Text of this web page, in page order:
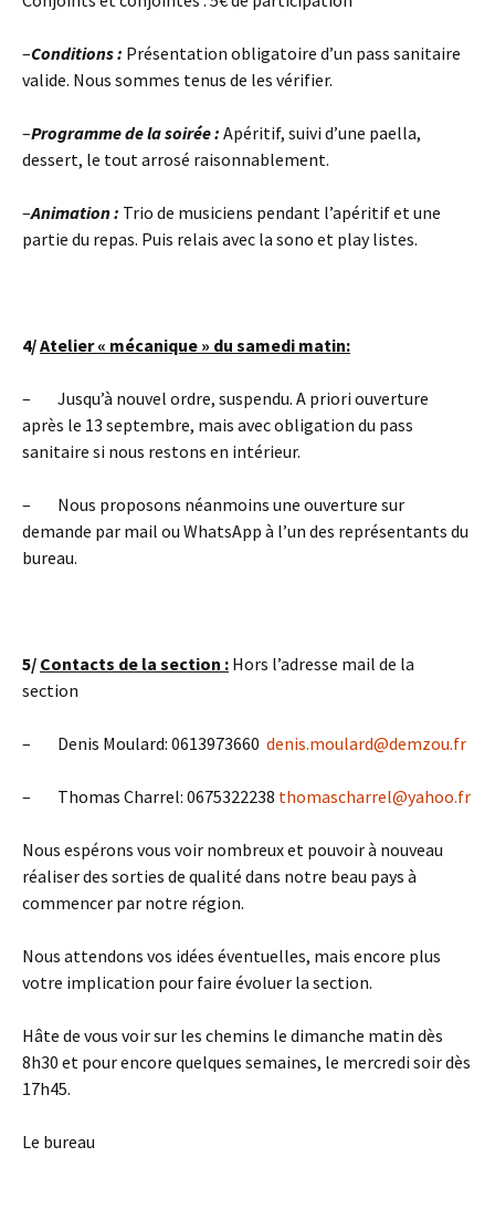
–Conditions : Présentation obligatoire d’un pass sanitaire
valide. Nous sommes tenus de les vérifier.
–Programme de la soirée : Apéritif, suivi d’une paella,
dessert, le tout arrosé raisonnablement.
–Animation : Trio de musiciens pendant l’apéritif et une
partie du repas. Puis relais avec la sono et play listes.
4/Atelier « mécanique » du samedi matin:
– Jusqu’à nouvel ordre, suspendu. A priori ouverture
après le 13 septembre, mais avec obligation du pass
sanitaire si nous restons en intérieur.
– Nous proposons néanmoins une ouverture sur
demande par mail ou WhatsApp à l’un des représentants du
bureau.
5/ Contacts de la section : Hors l’adresse mail de la
section
– Denis Moulard: 0613973660 denis.moulard@demzou.fr
– Thomas Charrel: 0675322238 thomascharrel@yahoo.fr
Nous espérons vous voir nombreux et pouvoir à nouveau
réaliser des sorties de qualité dans notre beau pays à
commencer par notre région.
Nous attendons vos idées éventuelles, mais encore plus
votre implication pour faire évoluer la section.
Hâte de vous voir sur les chemins le dimanche matin dès
8h30 et pour encore quelques semaines, le mercredi soir dès
17h45.
Le bureau